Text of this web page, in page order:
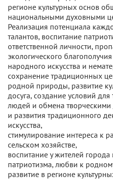
регионе культурных основ
национальными духовными
Реализация потенциала
талантов, воспитание
ответственной личности,
экологического
народного искусства и
сохранение традиционных
родной природы, развитие
досуга, создание условий
людей и обмена
и развития традиционного
искусства,
стимулирование интереса к
сельском хозяйстве,
воспитание у жителей города
патриотизма, любви к
развитие в регионе